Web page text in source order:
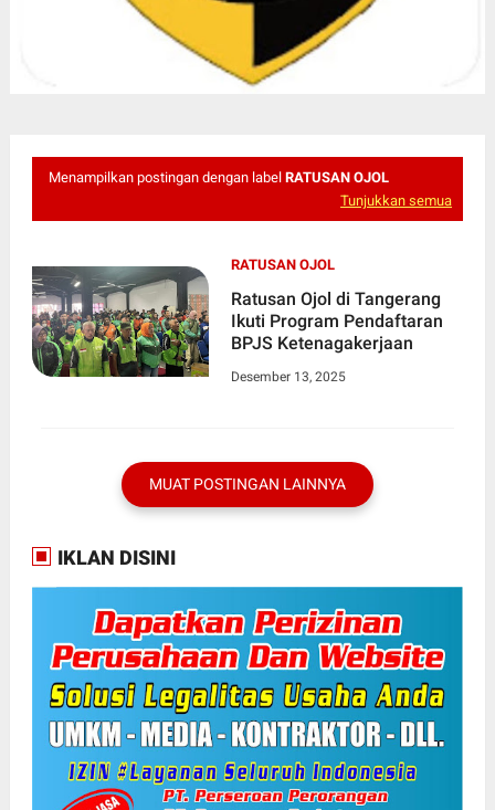
Menampilkan postingan dengan label RATUSAN OJOL
Tunjukkan semua
RATUSAN OJOL
Ratusan Ojol di Tangerang
Ikuti Program Pendaftaran
BPJS Ketenagakerjaan
Desember 13, 2025
MUAT POSTINGAN LAINNYA
IKLAN DISINI